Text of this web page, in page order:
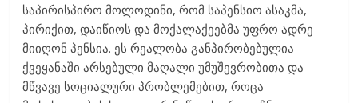
საპირისპირო მოლოდინი, რომ საპენსიო ასაკმა,
პირიქით, დაიწიოს და მოქალაქეებმა უფრო ადრე
მიიღონ პენსია. ეს რეალობა განპირობებულია
ქვეყანაში არსებული მაღალი უმუშევრობითა და
მწვავე სოციალური პრობლემებით, როცა